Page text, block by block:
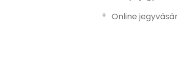
Online